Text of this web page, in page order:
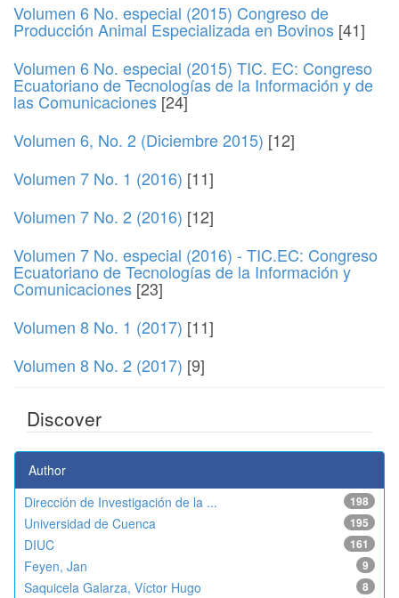
Volumen 6 No. especial (2015) Congreso de
Producción Animal Especializada en Bovinos [41]
Volumen 6 No. especial (2015) TIC. EC: Congreso
Ecuatoriano de Tecnologías de la Información y de
las Comunicaciones [24]
Volumen 6, No. 2 (Diciembre 2015) [12]
Volumen 7 No. 1 (2016) [11]
Volumen 7 No. 2 (2016) [12]
Volumen 7 No. especial (2016) - TIC.EC: Congreso
Ecuatoriano de Tecnologías de la Información y
Comunicaciones [23]
Volumen 8 No. 1 (2017) [11]
Volumen 8 No. 2 (2017) [9]
Discover
Author
198
Dirección de Investigación de la ...
195
Universidad de Cuenca
161
DIUC
9
Feyen, Jan
8
Saquicela Galarza, Víctor Hugo